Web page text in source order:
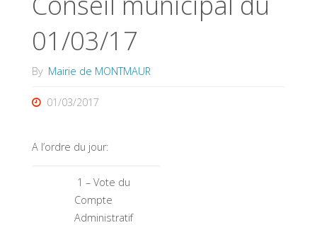
01/03/17
By Mairie de MONTMAUR
01/03/2017
A l’ordre du jour:
1 – Vote du
Compte
Administratif